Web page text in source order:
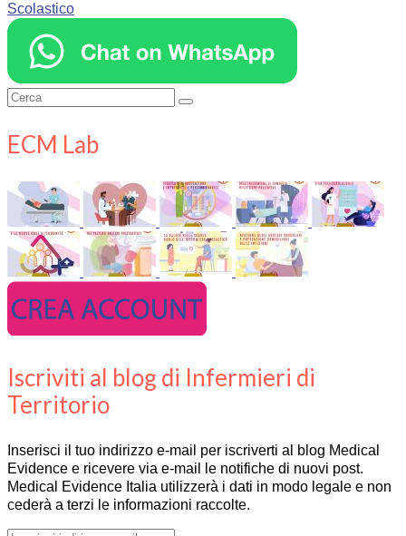
Scolastico
Cerca:
ECM Lab
Iscriviti al blog di Infermieri di
Territorio
Inserisci il tuo indirizzo e-mail per iscriverti al blog Medical
Evidence e ricevere via e-mail le notifiche di nuovi post.
Medical Evidence Italia utilizzerà i dati in modo legale e non
cederà a terzi le informazioni raccolte.